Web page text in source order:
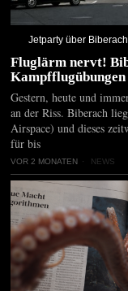
Jetparty über
Fluglärm nervt!
Gestern, heute und
an der Riss. Biberach
Airspace) und dieses
für bis
VOR 2 MONATEN NEWS